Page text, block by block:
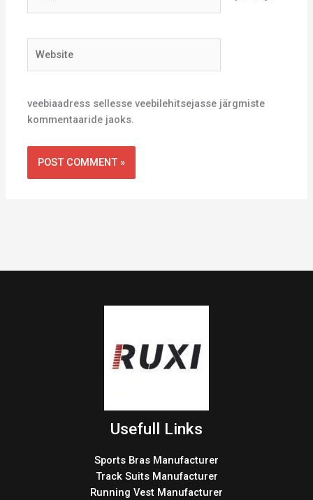
veebiaadress sellesse veebilehitsejasse järgmiste
kommentaaride jaoks.
Usefull Links
Sports Bras Manufacturer
Track Suits Manufacturer
Running Vest Manufacturer